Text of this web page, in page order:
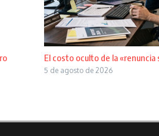
El costo oculto de la «renuncia
5 de agosto de 2026